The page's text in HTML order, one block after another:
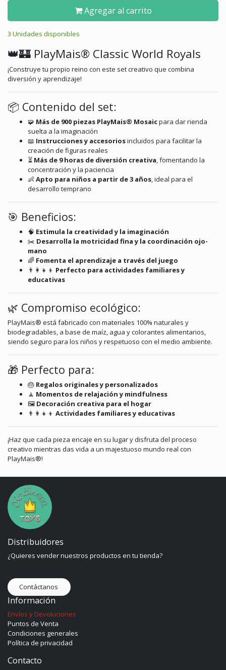
Agregar al carrito
3 Unidades disponibles
👑🏰 PlayMais® Classic World Royals
¡Construye tu propio reino con este set creativo que combina
diversión y aprendizaje!
📦 Contenido del set:
🧩 Más de 900 piezas PlayMais® Mosaicpara dar rienda
suelta a la imaginación
📖 Instrucciones y accesoriosincluidos para facilitar la
creación de figuras reales
⏳ Más de 9 horas de diversión creativa, fomentando la
concentración y la paciencia
👶Apto para niños a partir de 3 años, ideal para el
desarrollo temprano​
🎯 Beneficios:
🧠 Estimula la creatividad y la imaginación
✂️ Desarrolla la motricidad fina y la coordinación ojo-
mano
🌈 Fomenta el aprendizaje a través del juego
👨‍👩‍👧‍👦 Perfecto para actividades familiares y
educativas
🌿 Compromiso ecológico:
PlayMais® está fabricado con materiales 100% naturales y
biodegradables, a base de maíz, agua y colorantes alimentarios,
siendo seguro para los niños y respetuoso con el medio ambiente.
🎁 Perfecto para:
🎂 Regalos originales y personalizados
🧘 Momentos de relajación y mindfulness
🖼️ Decoración creativa para el hogar
👨‍👩‍👧‍👦 Actividades familiares y educativas
¡Haz que cada pieza encaje en su lugar y disfruta del proceso
creativo mientras das vida a un majestuoso mundo real con
PlayMais®!
Distribuidores
¿Quieres vender nuestros productos en tu tienda?
Contáctanos
Información
Envíos y Devoluciones
Puntos de Venta
Condiciones generales
Política de privacidad
Contacto